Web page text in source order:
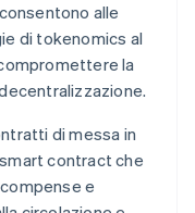
alle
di tokenomics al
la
di messa in
contract che
e